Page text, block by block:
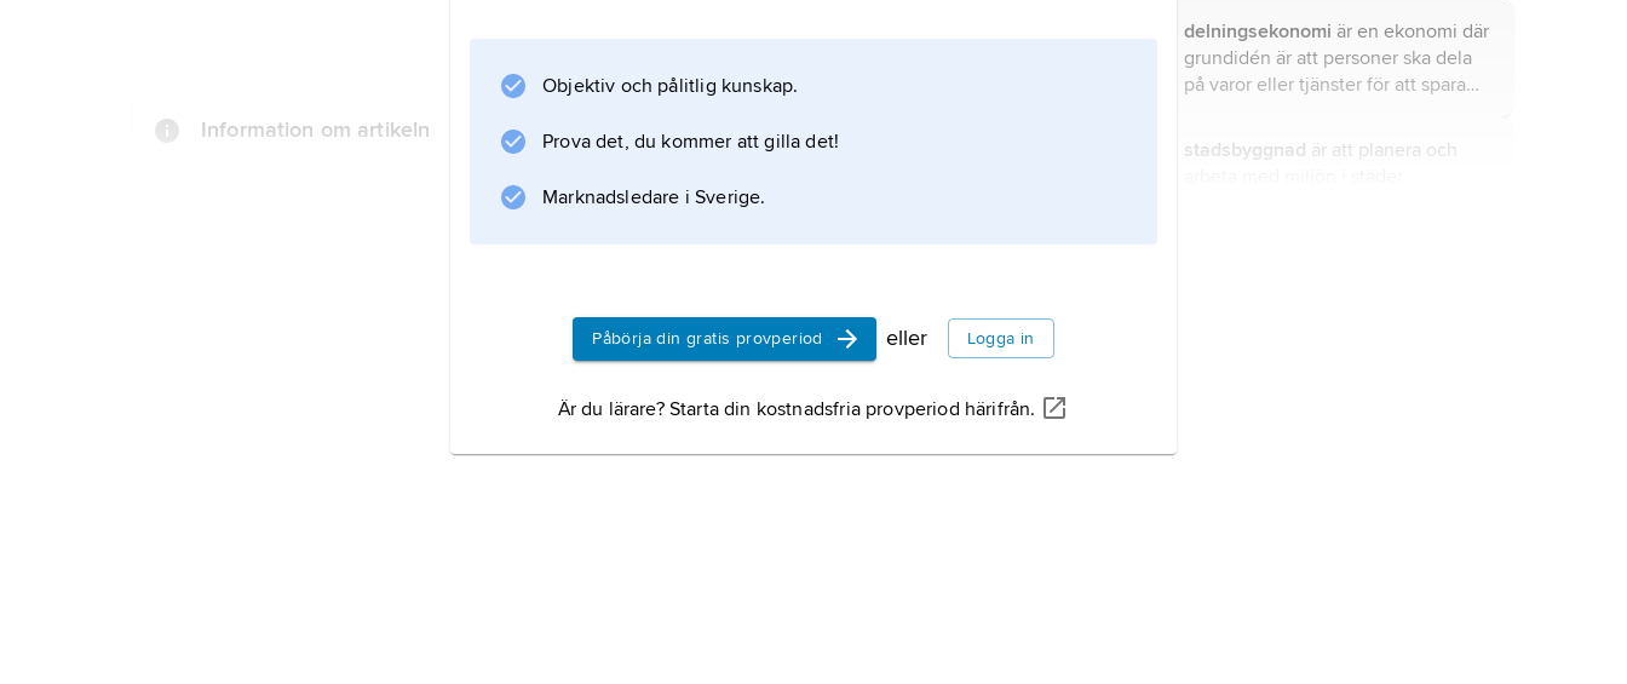
Information om artikeln
Objektiv och pålitlig kunskap.
Prova det, du kommer att gilla det!
Marknadsledare i Sverige.
Påbörja din gratis provperiod eller Logga in
Är du lärare? Starta din kostnadsfria provperiod härifrån.
delningsekonomi är en ekonomi där
grundidén är att personer ska dela
på varor eller tjänster för att spara
stadsbyggnad är att planera och